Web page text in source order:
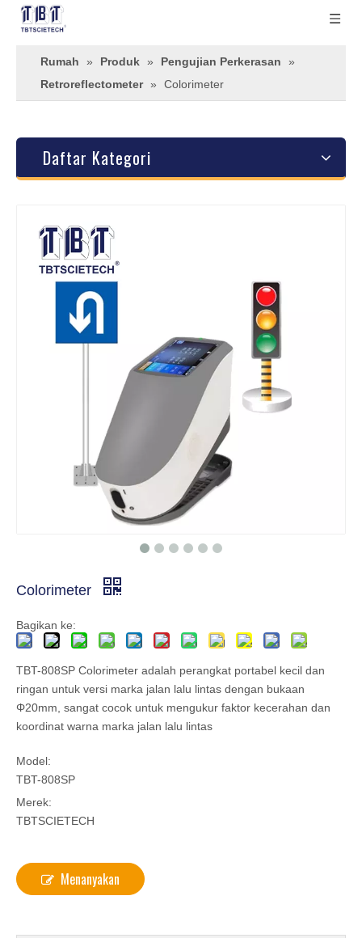
Rumah » Produk » Pengujian Perkerasan
»
Retroreflectometer » Colorimeter
Daftar Kategori
Colorimeter
Bagikan ke:
TBT-808SP Colorimeter adalah perangkat portabel kecil dan
ringan untuk versi marka jalan lalu lintas dengan bukaan
Φ20mm, sangat cocok untuk mengukur faktor kecerahan dan
koordinat warna marka jalan lalu lintas
Model:
TBT-808SP
Merek:
TBTSCIETECH
Menanyakan